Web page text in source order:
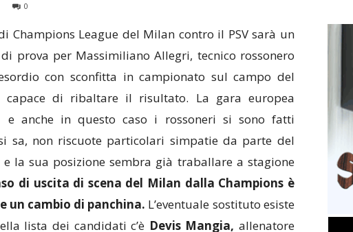
0
Champions League del Milan contro il PSV sarà un
prova per Massimiliano Allegri, tecnico rossonero
con sconfitta in campionato sul campo del
capace di ribaltare il risultato. La gara europea
e anche in questo caso i rossoneri si sono fatti
sa, non riscuote particolari simpatie da parte del
e la sua posizione sembra già traballare a stagione
di uscita di scena del Milan dalla Champions è
un cambio di panchina. L’eventuale sostituto esiste
lista dei candidati c’è Devis Mangia, allenatore